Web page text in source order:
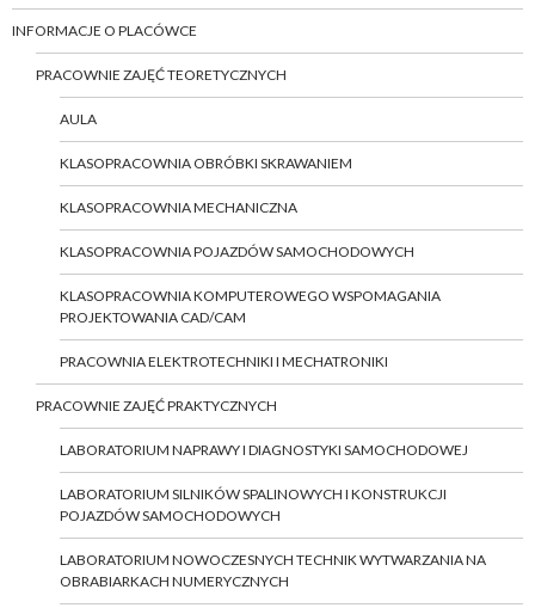
INFORMACJE O PLACÓWCE
PRACOWNIE ZAJĘĆ TEORETYCZNYCH
AULA
KLASOPRACOWNIA OBRÓBKI SKRAWANIEM
KLASOPRACOWNIA MECHANICZNA
KLASOPRACOWNIA POJAZDÓW SAMOCHODOWYCH
KLASOPRACOWNIA KOMPUTEROWEGO WSPOMAGANIA
PROJEKTOWANIA CAD/CAM
PRACOWNIA ELEKTROTECHNIKI I MECHATRONIKI
PRACOWNIE ZAJĘĆ PRAKTYCZNYCH
LABORATORIUM NAPRAWY I DIAGNOSTYKI SAMOCHODOWEJ
LABORATORIUM SILNIKÓW SPALINOWYCH I KONSTRUKCJI
POJAZDÓW SAMOCHODOWYCH
LABORATORIUM NOWOCZESNYCH TECHNIK WYTWARZANIA NA
OBRABIARKACH NUMERYCZNYCH